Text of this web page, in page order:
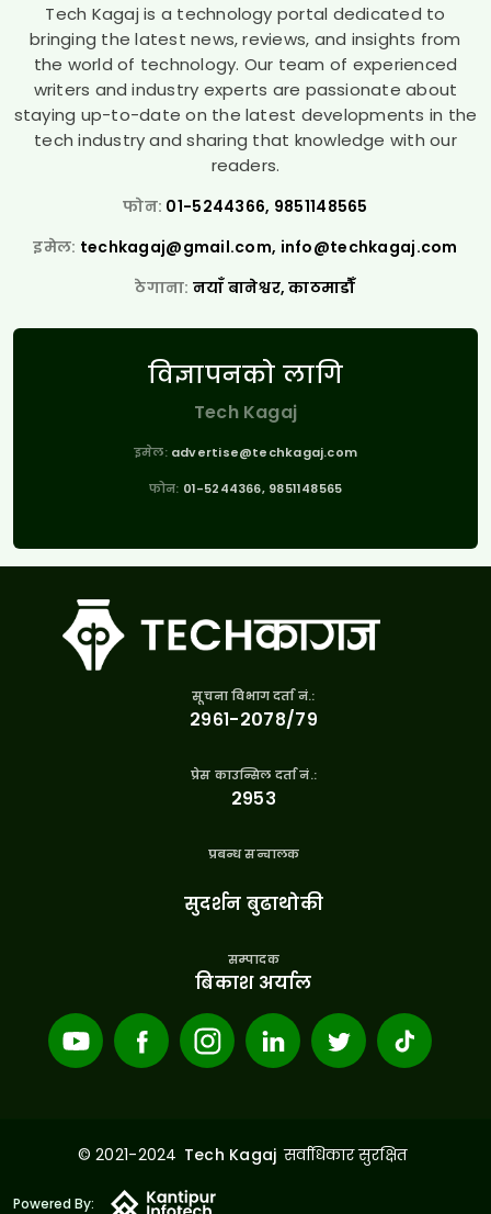
Tech Kagaj is a technology portal dedicated to
bringing the latest news, reviews, and insights from
the world of technology. Our team of experienced
writers and industry experts are passionate about
staying up-to-date on the latest developments in the
tech industry and sharing that knowledge with our
readers.
फोन: 01-5244366, 9851148565
इमेल: techkagaj@gmail.com, info@techkagaj.com
ठेगाना: नयाँ बानेश्वर, काठमाडौँ
विज्ञापनको लागि
Tech Kagaj
इमेल: advertise@techkagaj.com
फोन: 01-5244366, 9851148565
सूचना विभाग दर्ता नं.:
२९६१-२०७८/७९
प्रेस काउन्सिल दर्ता नं.:
२९५३
प्रबन्ध सन्चालक
सुदर्शन बुढाथोकी
सम्पादक
बिकाश अर्याल
© 2021-2024 Tech Kagaj सर्वाधिकार सुरक्षित
Powered By: